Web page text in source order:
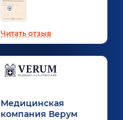
Читать отзыв
Медицинская
компания Верум